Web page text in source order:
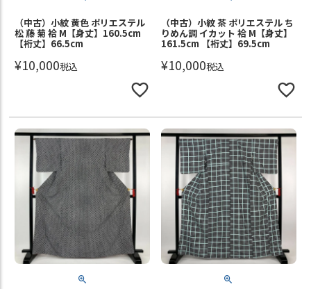
（中古）小紋 黄色 ポリエステル
松 藤 菊 袷 M【身丈】160.5cm
【裄丈】66.5cm
¥10,000税込
（中古）小紋 茶 ポリエステル ち
りめん調 イカット 袷 M【身丈】
161.5cm 【裄丈】69.5cm
¥10,000税込